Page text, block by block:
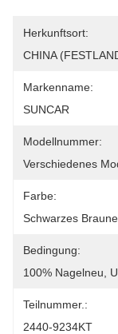
Herkunftsort:
CHINA
Markenname:
SUNCAR
Modellnummer:
Verschiedenes
Farbe:
Schwarzes
Bedingung:
100% Nagelneu,
Teilnummer.:
2440-9234KT